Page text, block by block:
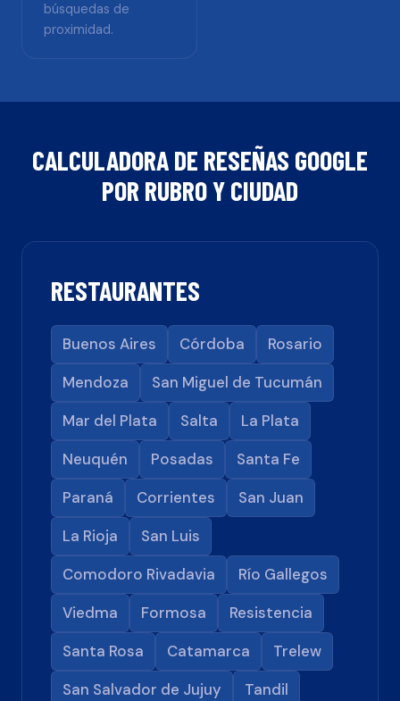
búsquedas de
proximidad.
CALCULADORA DE RESEÑAS GOOGLE
POR RUBRO Y CIUDAD
RESTAURANTES
Buenos Aires Córdoba
Rosario
Mendoza
San Miguel de Tucumán
Mar del Plata
Salta
La Plata
Neuquén
Posadas
Santa Fe
Paraná
Corrientes
San Juan
La Rioja
San Luis
Comodoro Rivadavia
Río Gallegos
Viedma
Formosa
Resistencia
Santa Rosa
Catamarca
Trelew
San Salvador de Jujuy
Tandil